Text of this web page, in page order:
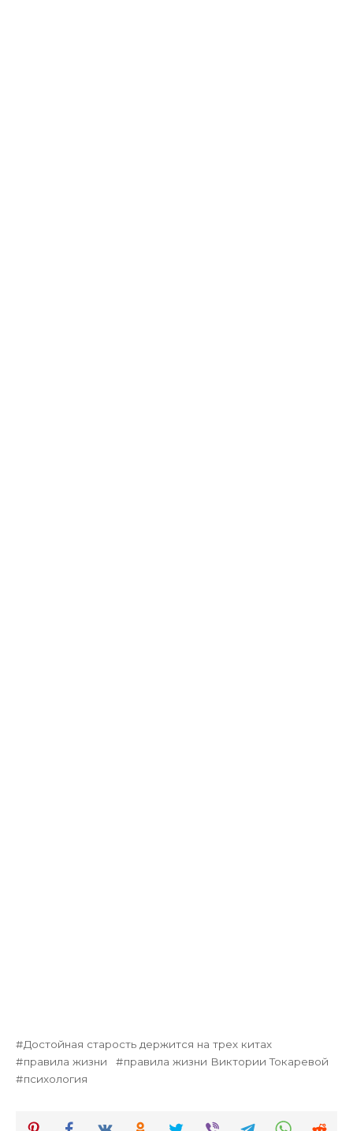
Достойная старость держится на трех китах
правила жизни
правила жизни Виктории Токаревой
психология